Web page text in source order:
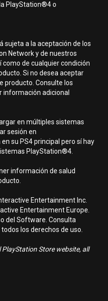
PlayStation®4 o
sujeta a la aceptación de los
Network y de nuestros
de cualquier condición
Si no desea aceptar
producto. Consulte los
información adicional
en múltiples sistemas
sesión en
su PS4 principal pero sí hay
PlayStation®4.
información de salud
Entertainment Inc.
Entertainment Europe.
del Software. Consulta
los derechos de uso.
Store website, all